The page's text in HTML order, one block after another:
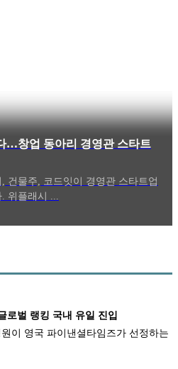
…창업 동아리 경영관 스타트
건물주, 코드잇이 경영관 스타트업
위플래시 ...
로벌 랭킹 국내 유일 진입
이 영국 파이낸셜타임즈가 선정하는